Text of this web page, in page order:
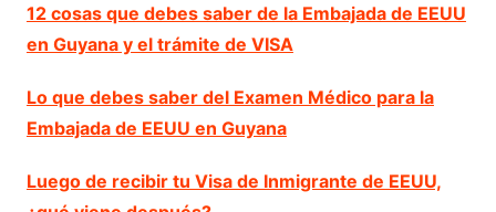
12 cosas que debes saber de la Embajada de EEUU
en Guyana y el trámite de VISA
Lo que debes saber del Examen Médico para la
Embajada de EEUU en Guyana
Luego de recibir tu Visa de Inmigrante de EEUU,